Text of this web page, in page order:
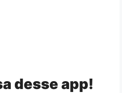
desse app!